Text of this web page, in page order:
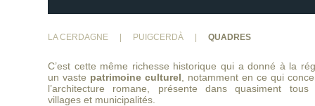
LA CERDAGNE PUIGCERDÀ QUADRES
C’est cette même richesse historique qui a donné à la
un vaste patrimoine culturel , notamment en ce qui
l’architecture romane, présente dans quasiment tous
villages et municipalités.